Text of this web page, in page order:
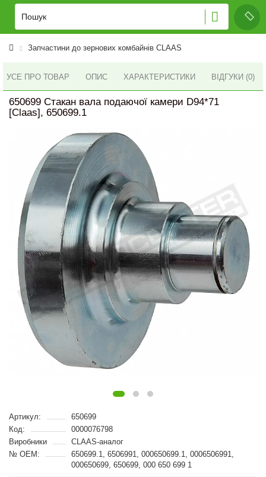
Запчастини до зернових комбайнів CLAAS
УСЕ ПРО ТОВАР ОПИС ХАРАКТЕРИСТИКИ ВІДГУКИ (0)
650699 Стакан вала подаючої камери D94*71
[Claas], 650699.1
Артикул:
650699
Код:
0000076798
Виробники
CLAAS-аналог
№ OEM:
650699.1, 6506991, 000650699.1, 0006506991,
000650699, 650699, 000 650 699 1